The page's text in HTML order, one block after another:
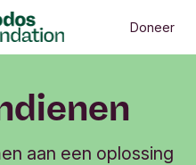
Doneer
aan een oplossing